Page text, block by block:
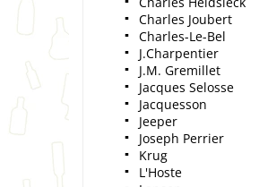
Charles Joubert
Charles-Le-Bel
J.Charpentier
J.M. Gremillet
Jacques Selosse
Jacquesson
Jeeper
Joseph Perrier
Krug
L'Hoste